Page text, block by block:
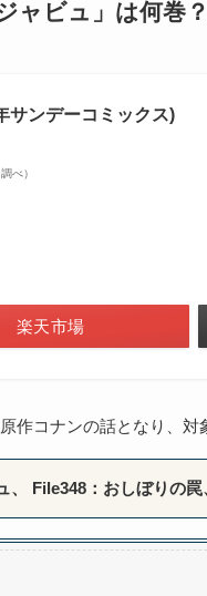
ビュ」は何巻
サンデーコミックス)
べ）
楽天市場
コナンの話となり、対
File348：おしぼりの罠